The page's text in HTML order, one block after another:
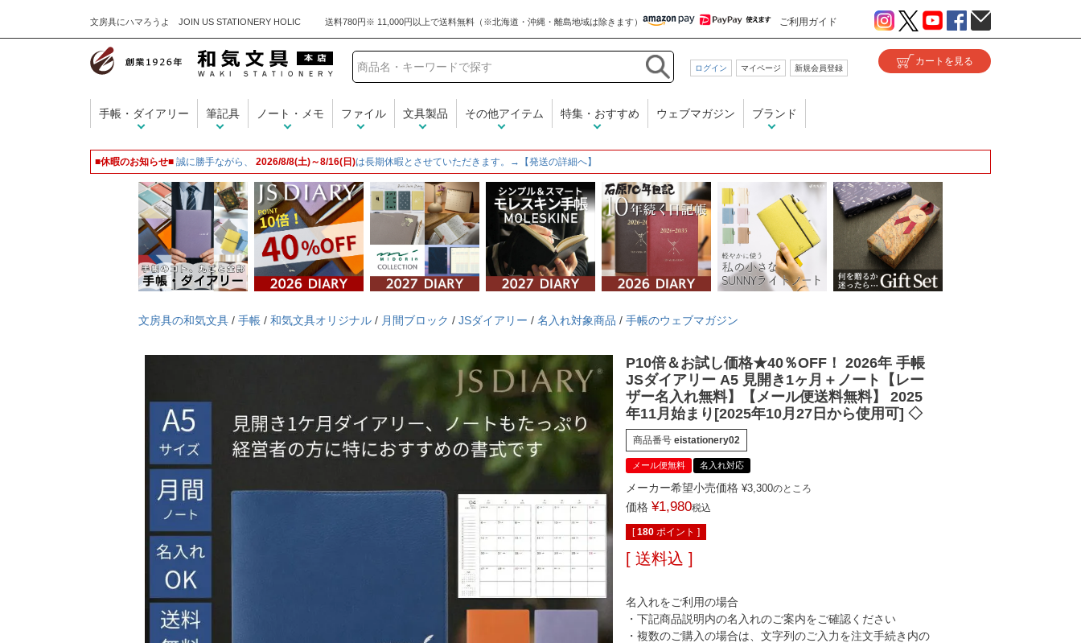
文房具にハマろうよ JOIN US STATIONERY HOLIC ご利用ガイド
和気文具
ログイン マイページ 新規会員登録
手帳・ダイアリー 筆記具 ノート・メモ ファイル 文具製品 その他アイテム 特集・おすすめ ウェブマガジン ブランド
■休暇のお知らせ■ 誠に勝手ながら、 2026/8/8(土)～8/16(日)は長期休暇とさせていただきます。→【発送の詳細へ】
文房具の和気文具 / 手帳 / 和気文具オリジナル / 月間ブロック / JSダイアリー / 名入れ対象商品 / 手帳のウェブマガジン
P10倍＆お試し価格★40％OFF！ 2026年 手帳
JSダイアリー A5 見開き1ヶ月＋ノート【レー
ザー名入れ無料】【メール便送料無料】 2025
年11月始まり[2025年10月27日から使用可] ◇
商品番号 eistationery02
メール便無料 名入れ対応
メーカー希望小売価格 ¥3,300のところ
価格 ¥1,980税込
[180 ポイント ]
送料込
名入れをご利用の場合
・下記商品説明内の名入れのご案内をご確認ください
・複数のご購入の場合は、文字列のご入力を注文手続き内の